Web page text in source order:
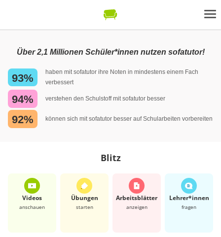
Über 2,1 Millionen Schüler*innen nutzen sofatutor!
93%
haben mit sofatutor ihre Noten in mindestens einem Fach
verbessert
94% verstehen den Schulstoff mit sofatutor besser
92% können sich mit sofatutor besser auf Schularbeiten vorbereiten
Blitz
Videos
anschauen
Übungen
starten
Arbeits­blätter
anzeigen
Lehrer*​innen
fragen